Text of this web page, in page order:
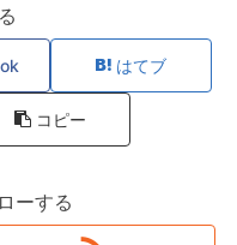
はてブ
コピー
ーする